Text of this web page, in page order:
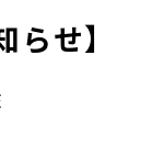
せ】